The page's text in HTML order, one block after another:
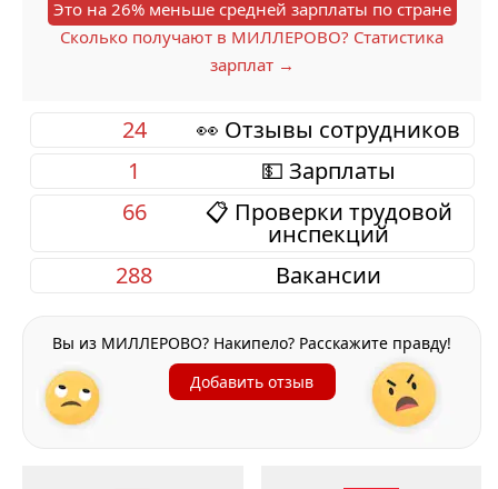
Это на 26% меньше средней зарплаты по стране
Сколько получают в МИЛЛЕРОВО? Статистика
зарплат →
👀 Отзывы сотрудников
24
💵 Зарплаты
1
📋 Проверки трудовой
инспекций
66
Вакансии
288
Вы из МИЛЛЕРОВО? Накипело? Расскажите правду!
Добавить отзыв